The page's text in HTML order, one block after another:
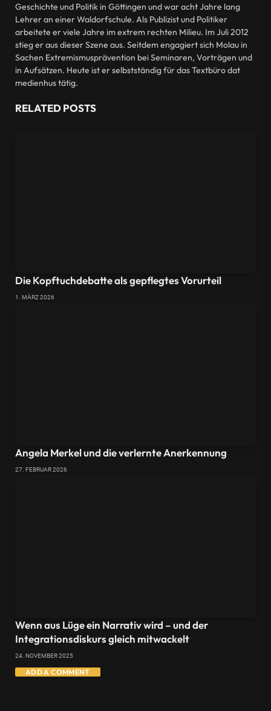
Geschichte und Politik in Göttingen und war acht Jahre lang
Lehrer an einer Waldorfschule. Als Publizist und Politiker
arbeitete er viele Jahre im extrem rechten Milieu. Im Juli 2012
stieg er aus dieser Szene aus. Seitdem engagiert sich Molau in
Sachen Extremismusprävention bei Seminaren, Vorträgen und
in Aufsätzen. Heute ist er selbstständig für das Textbüro dat
medienhus tätig.
RELATEDPOSTS
Die Kopftuchdebatte als gepflegtes Vorurteil
1. MÄRZ 2026
Angela Merkel und die verlernte Anerkennung
27. FEBRUAR 2026
Wenn aus Lüge ein Narrativ wird – und der
Integrationsdiskurs gleich mitwackelt
24. NOVEMBER 2025
ADD A COMMENT